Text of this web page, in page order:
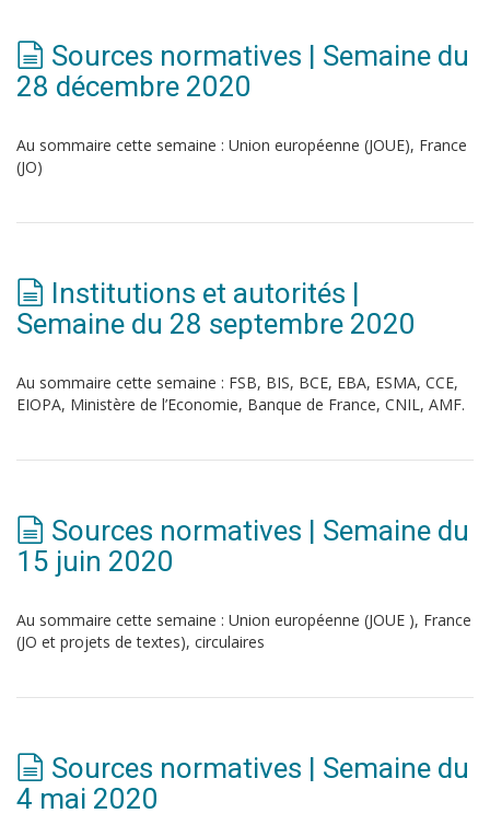
Sources normatives | Semaine du
28 décembre 2020
Au sommaire cette semaine : Union européenne (JOUE), France
(JO)
Institutions et autorités |
Semaine du 28 septembre 2020
Au sommaire cette semaine : FSB, BIS, BCE, EBA, ESMA, CCE,
EIOPA, Ministère de l’Economie, Banque de France, CNIL, AMF.
Sources normatives | Semaine du
15 juin 2020
Au sommaire cette semaine : Union européenne (JOUE ), France
(JO et projets de textes), circulaires
Sources normatives | Semaine du
4 mai 2020